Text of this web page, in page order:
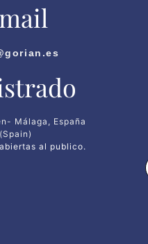
Málaga, España
(Spain)
al publico.